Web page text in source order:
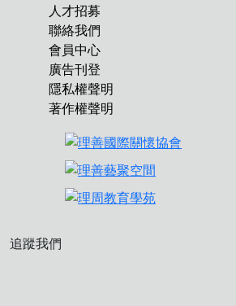
人才招募
聯絡我們
會員中心
廣告刊登
隱私權聲明
著作權聲明
追蹤我們